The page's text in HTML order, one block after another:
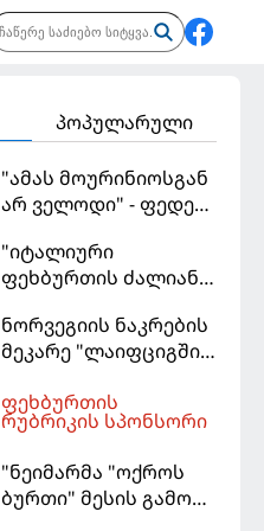
პოპულარული
"ამას მოურინიოსგან
არ ველოდი" - ფედე
"იტალიური
ფეხბურთის ძალიან
ფაბრეგასი
ნორვეგიის ნაკრების
მეკარე "ლაიფციგში"
ფეხბურთის
რუბრიკის სპონსორი
"ნეიმარმა "ოქროს
ბურთი" მესის გამო